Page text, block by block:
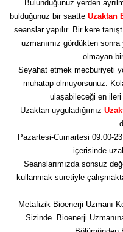
Bulunduğunuz yerden
bulduğunuz bir saatte Uzaktan
seanslar yapılır. Bir kere
uzmanımız gördükten
olmayan
Seyahat etmek mecburiyeti
muhatap olmuyorsunuz.
ulaşabileceği en ileri
Uzaktan uyguladığımız
Pazartesi-Cumartesi 09:00-
içerisinde
Seanslarımızda sonsuz
kullanmak suretiyle
Metafizik Bioenerji Uzmanı
Sizinde Bioenerji